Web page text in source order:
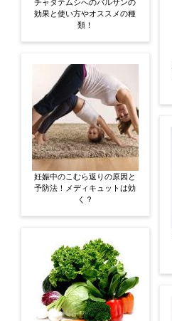
チャタテムシへのバルサンの
効果と使い方やオススメの種
類！
妊娠中のこむら返りの原因と
予防法！メディキュットは効
く？